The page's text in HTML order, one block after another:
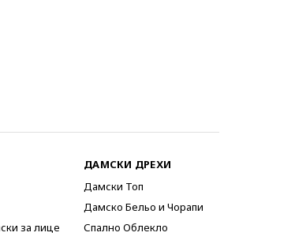
за лице
ДАМСКИ ДРЕХИ
Дамски Топ
Дамско Бельо и Чорапи
Спално Облекло